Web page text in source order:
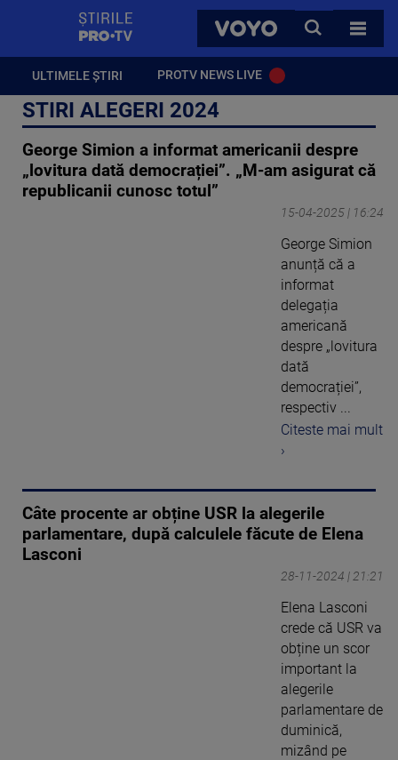
VOYO
CAUTA
TOATE
ULTIMELE ȘTIRI PROTV NEWS LIVE
STIRI ALEGERI 2024
George Simion a informat americanii despre
„lovitura dată democrației”. „M-am asigurat că
republicanii cunosc totul”
15-04-2025 | 16:24
George Simion
anunță că a
informat
delegația
americană
despre „lovitura
dată
democrației”,
respectiv ...
Citeste mai mult
›
Câte procente ar obține USR la alegerile
parlamentare, după calculele făcute de Elena
Lasconi
28-11-2024 | 21:21
Elena Lasconi
crede că USR va
obține un scor
important la
alegerile
parlamentare de
duminică,
mizând pe